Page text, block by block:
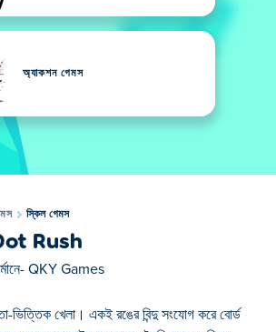
অ্যাকশন গেমস
স্কিল গেমস
Rush
QKY Games
ভিত্তিক খেলা। একই রঙের বিন্দু সংযোগ করে বোর্ড